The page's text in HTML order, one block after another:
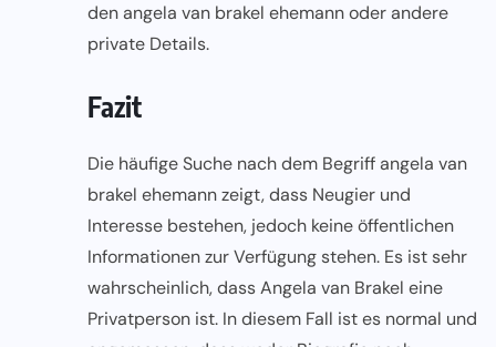
den angela van brakel ehemann oder andere
private Details.
Fazit
Die häufige Suche nach dem Begriff angela van
brakel ehemann zeigt, dass Neugier und
Interesse bestehen, jedoch keine öffentlichen
Informationen zur Verfügung stehen. Es ist sehr
wahrscheinlich, dass Angela van Brakel eine
Privatperson ist. In diesem Fall ist es normal und